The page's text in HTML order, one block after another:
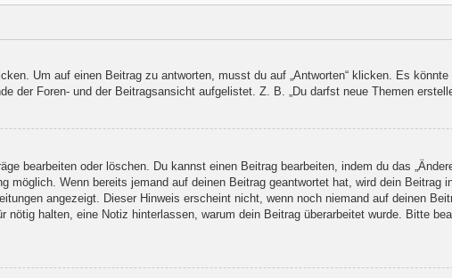
Um auf einen Beitrag zu antworten, musst du auf „Antworten“ klicken. Es
Foren- und der Beitragsansicht aufgelistet. Z. B. „Du darfst neue Themen
bearbeiten oder löschen. Du kannst einen Beitrag bearbeiten, indem du das
Wenn bereits jemand auf deinen Beitrag geantwortet hat, wird dein Beitrag
angezeigt. Dieser Hinweis erscheint nicht, wenn noch niemand auf deinen
halten, eine Notiz hinterlassen, warum dein Beitrag überarbeitet wurde. Bitte